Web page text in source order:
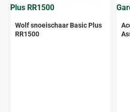
Wolf snoeischaar Basic Plus
RR1500